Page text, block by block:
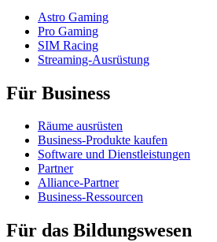
Astro Gaming
Pro Gaming
SIM Racing
Streaming-Ausrüstung
Für Business
Räume ausrüsten
Business-Produkte kaufen
Software und Dienstleistungen
Partner
Alliance-Partner
Business-Ressourcen
Für das Bildungswesen